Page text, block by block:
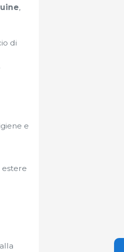
,
di
e
estere